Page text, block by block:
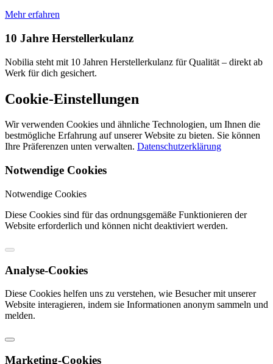
Mehr erfahren
10 Jahre Herstellerkulanz
Nobilia steht mit 10 Jahren Herstellerkulanz für Qualität – direkt ab
Werk für dich gesichert.
Cookie-Einstellungen
Wir verwenden Cookies und ähnliche Technologien, um Ihnen die
bestmögliche Erfahrung auf unserer Website zu bieten. Sie können
Ihre Präferenzen unten verwalten. Datenschutzerklärung
Notwendige Cookies
Notwendige Cookies
Diese Cookies sind für das ordnungsgemäße Funktionieren der
Website erforderlich und können nicht deaktiviert werden.
Analyse-Cookies
Diese Cookies helfen uns zu verstehen, wie Besucher mit unserer
Website interagieren, indem sie Informationen anonym sammeln und
melden.
Marketing-Cookies